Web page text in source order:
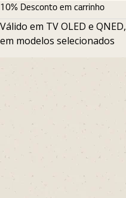
10% Desconto em carrinho
Válido em TV OLED e QNED,
em modelos selecionados